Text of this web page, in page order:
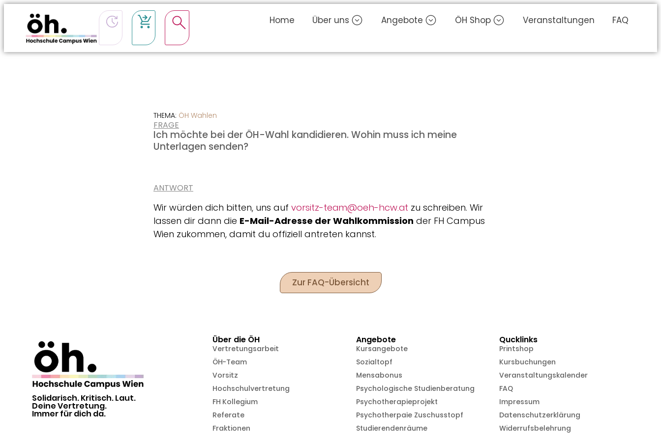
Home Über uns Angebote ÖH Shop Veranstaltungen FAQ
THEMA: ÖH Wahlen
FRAGE
Ich möchte bei der ÖH-Wahl kandidieren. Wohin muss ich meine
Unterlagen senden?
ANTWORT
Wir würden dich bitten, uns auf vorsitz-team@oeh-hcw.at zu schreiben. Wir
lassen dir dann die E-Mail-Adresse der Wahlkommission der FH Campus
Wien zukommen, damit du offiziell antreten kannst.
Zur FAQ-Übersicht
Solidarisch. Kritisch. Laut.
Deine Vertretung.
Immer für dich da.
Über die ÖH
Vertretungsarbeit
ÖH-Team
Vorsitz
Hochschulvertretung
FH Kollegium
Referate
Fraktionen
Angebote
Kursangebote
Sozialtopf
Mensabonus
Psychologische Studienberatung
Psychotherapieprojekt
Psychotherpaie Zuschusstopf
Studierendenräume
Qucklinks
Printshop
Kursbuchungen
Veranstaltungskalender
FAQ
Impressum
Datenschutzerklärung
Widerrufsbelehrung